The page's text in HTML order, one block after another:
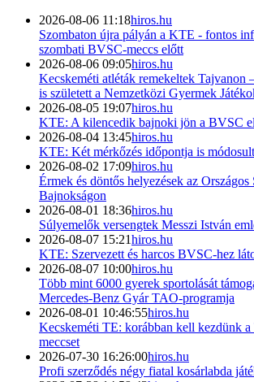
2026-08-06 11:18hiros.hu
Szombaton újra pályán a KTE - fontos
szombati BVSC-meccs előtt
2026-08-06 09:05hiros.hu
Kecskeméti atléták remekeltek Tajvanon
is született a Nemzetközi Gyermek
2026-08-05 19:07hiros.hu
KTE: A kilencedik bajnoki jön a BVSC
2026-08-04 13:45hiros.hu
KTE: Két mérkőzés időpontja is módosult
2026-08-02 17:09hiros.hu
Érmek és döntős helyezések az Országos
Bajnokságon
2026-08-01 18:36hiros.hu
Súlyemelők versengtek Messzi István
2026-08-07 15:21hiros.hu
KTE: Szervezett és harcos BVSC-hez
2026-08-07 10:00hiros.hu
Több mint 6000 gyerek sportolását
Mercedes-Benz Gyár TAO-programja
2026-08-01 10:46:55hiros.hu
Kecskeméti TE: korábban kell kezdünk a
meccset
2026-07-30 16:26:00hiros.hu
Profi szerződés négy fiatal kosárlabda